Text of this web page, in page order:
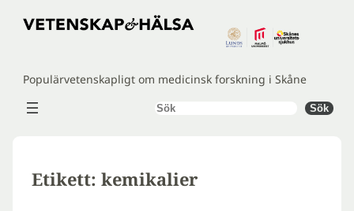
Hoppa
Populärvetenskapligt om medicinsk forskning i Skåne
Sök Sök
Etikett: kemikalier